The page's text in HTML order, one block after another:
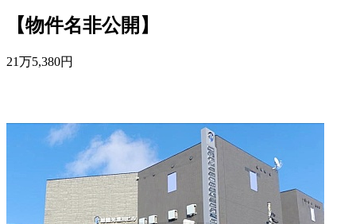
【物件名非公開】
21万5,380円